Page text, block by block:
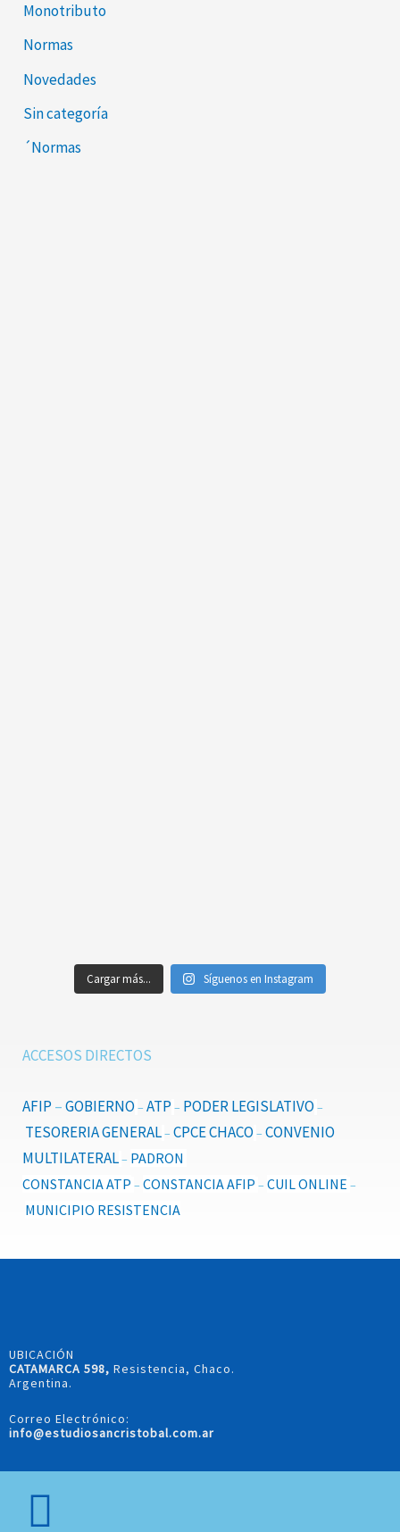
Monotributo
Normas
Novedades
Sin categoría
´Normas
Cargar más... Síguenos en Instagram
ACCESOS DIRECTOS
AFIP–GOBIERNO – ATP– PODER LEGISLATIVO –
TESORERIA GENERAL– CPCE CHACO – CONVENIO
MULTILATERAL– PADRON
CONSTANCIA ATP – CONSTANCIA AFIP – CUIL ONLINE –
MUNICIPIO RESISTENCIA
UBICACIÓN
CATAMARCA 598, Resistencia, Chaco.
Argentina.
Correo Electrónico:
info@estudiosancristobal.com.ar